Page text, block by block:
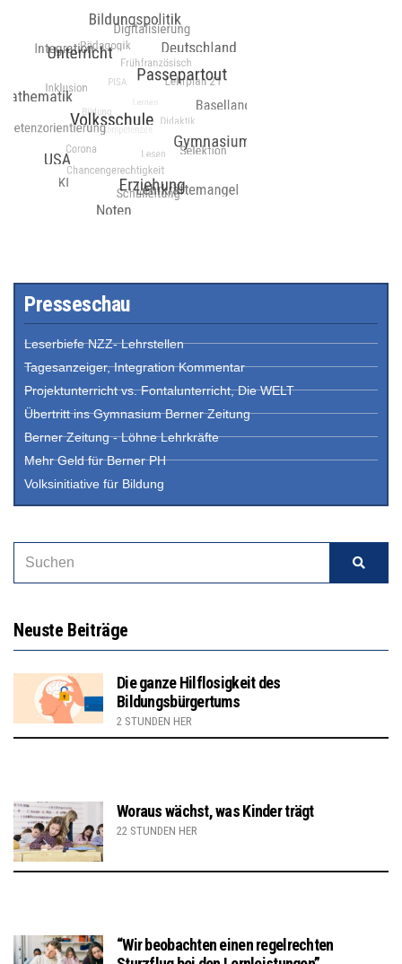
Presseschau
Leserbiefe NZZ- Lehrstellen
Tagesanzeiger, Integration Kommentar
Projektunterricht vs. Fontalunterricht, Die WELT
Übertritt ins Gymnasium Berner Zeitung
Berner Zeitung - Löhne Lehrkräfte
Mehr Geld für Berner PH
Volksinitiative für Bildung
Neuste Beiträge
Die ganze Hilflosigkeit des
Bildungsbürgertums
2 STUNDEN HER
Woraus wächst, was Kinder trägt
22 STUNDEN HER
“Wir beobachten einen regelrechten